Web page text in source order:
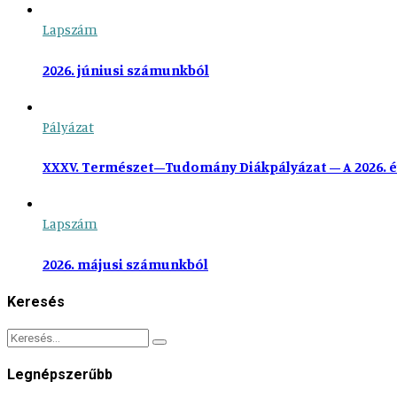
Lapszám
2026. júniusi számunkból
Pályázat
XXXV. Természet–Tudomány Diákpályázat – A
Lapszám
2026. májusi számunkból
Keresés
Legnépszerűbb